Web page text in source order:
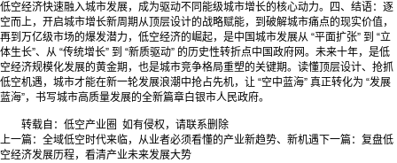
低空经济快速融入城市发展，成为驱动不同能级城市增长的核心动力。四、结语：逐
空而上，开启城市增长新周期从顶层设计的战略赋能，到破解城市痛点的现实价值，
再到万亿级市场的爆发潜力，低空经济的崛起，是中国城市发展从 “平面扩张” 到 “立
体生长”、从 “传统增长” 到 “新质驱动” 的历史性转折点中国政府网。未来十年，是低
空经济规模化发展的黄金期，也是城市竞争格局重塑的关键期。读懂顶层设计、抢抓
低空机遇，城市才能在新一轮发展浪潮中抢占先机，让 “空中蓝海” 真正转化为 “发展
蓝海”，书写城市高质量发展的全新篇章白银市人民政府。
转载自：低空产业圈 如有侵权，请联系删除
上一篇： 全域低空时代来临，从业者必须看懂的产业新趋势、新机遇 下一篇： 复盘低
空经济发展历程，看清产业未来发展大势